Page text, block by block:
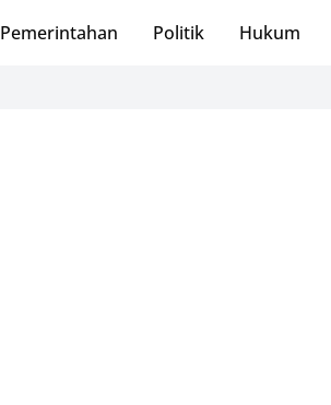
Pemerintahan Politik Hukum